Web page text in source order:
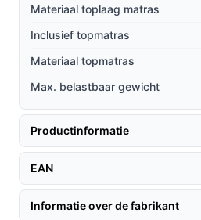
alleen stijlvol, maar ook
gaat lang mee.
voor een betaalbare prijs,
keuze maakt voor
Gebruik & praktische
Om het meeste uit uw
hier enkele praktische tips.
Installatie & setup
Materiaal toplaag matras
Inclusief topmatras
Materiaal topmatras
Max. belastbaar gewicht
Productinformatie
EAN
Informatie over de fabrikant